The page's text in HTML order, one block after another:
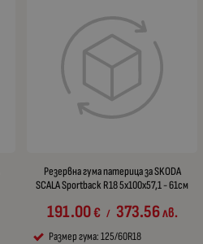
Резервна гума патерица за SKODA
SCALA Sportback R18 5x100x57,1 - 61см
191.00€ / 373.56лв.
Размер гума: 125/60R18